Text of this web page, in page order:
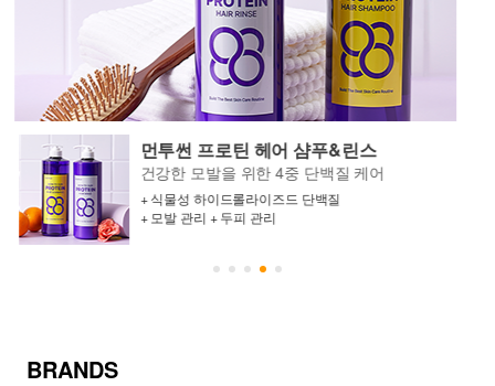
먼투썬 프로틴 헤어 샴푸&린스
건강한 모발을 위한 4중 단백질 케어
+ 식물성 하이드롤라이즈드 단백질
+ 모발 관리 + 두피 관리
BRANDS